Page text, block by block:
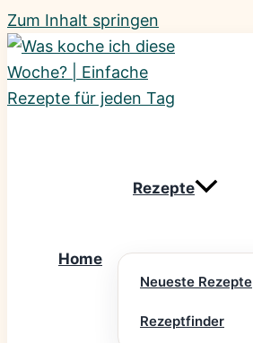
Zum Inhalt springen
Home
Rezepte
Neueste Rezepte
Rezeptfinder